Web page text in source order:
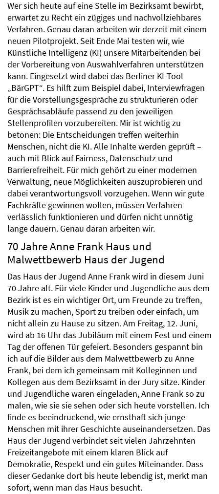
Wer sich heute auf eine Stelle im Bezirksamt bewirbt,
erwartet zu Recht ein zügiges und nachvollziehbares
Verfahren. Genau daran arbeiten wir derzeit mit einem
neuen Pilotprojekt. Seit Ende Mai testen wir, wie
Künstliche Intelligenz (KI) unsere Mitarbeitenden bei
der Vorbereitung von Auswahlverfahren unterstützen
kann. Eingesetzt wird dabei das Berliner KI-Tool
„BärGPT“. Es hilft zum Beispiel dabei, Interviewfragen
für die Vorstellungsgespräche zu strukturieren oder
Gesprächsabläufe passend zu den jeweiligen
Stellenprofilen vorzubereiten. Mir ist wichtig zu
betonen: Die Entscheidungen treffen weiterhin
Menschen, nicht die KI. Alle Inhalte werden geprüft –
auch mit Blick auf Fairness, Datenschutz und
Barrierefreiheit. Für mich gehört zu einer modernen
Verwaltung, neue Möglichkeiten auszuprobieren und
dabei verantwortungsvoll vorzugehen. Wenn wir gute
Fachkräfte gewinnen wollen, müssen Verfahren
verlässlich funktionieren und dürfen nicht unnötig
lange dauern. Genau daran arbeiten wir.
70 Jahre Anne Frank Haus und
Malwettbewerb Haus der Jugend
Das Haus der Jugend Anne Frank wird in diesem Juni
70 Jahre alt. Für viele Kinder und Jugendliche aus dem
Bezirk ist es ein wichtiger Ort, um Freunde zu treffen,
Musik zu machen, Sport zu treiben oder einfach, um
nicht allein zu Hause zu sitzen. Am Freitag, 12. Juni,
wird ab 16 Uhr das Jubiläum mit einem Fest und einem
Tag der offenen Tür gefeiert. Besonders gespannt bin
ich auf die Bilder aus dem Malwettbewerb zu Anne
Frank, bei dem ich gemeinsam mit Kolleginnen und
Kollegen aus dem Bezirksamt in der Jury sitze. Kinder
und Jugendliche waren eingeladen, Anne Frank so zu
malen, wie sie sie sehen oder sich heute vorstellen. Ich
finde es beeindruckend, wie ernsthaft sich junge
Menschen mit ihrer Geschichte auseinandersetzen. Das
Haus der Jugend verbindet seit vielen Jahrzehnten
Freizeitangebote mit einem klaren Blick auf
Demokratie, Respekt und ein gutes Miteinander. Dass
dieser Gedanke dort bis heute lebendig ist, merkt man
sofort, wenn man das Haus besucht.